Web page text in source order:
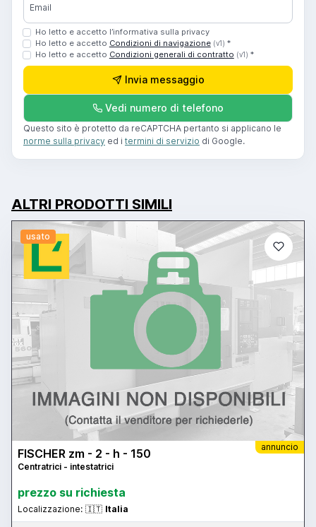
Email
Ho letto e accetto l’informativa sulla privacy
Ho letto e accetto Condizioni di navigazione (v1) *
Ho letto e accetto Condizioni generali di contratto (v1) *
Invia messaggio
Vedi numero di telefono
Questo sito è protetto da reCAPTCHA pertanto si applicano le
norme sulla privacy ed i termini di servizio di Google.
ALTRI PRODOTTI SIMILI
usato
annuncio
FISCHER zm - 2 - h - 150
Centratrici - intestatrici
prezzo su richiesta
Localizzazione: 🇮🇹 Italia